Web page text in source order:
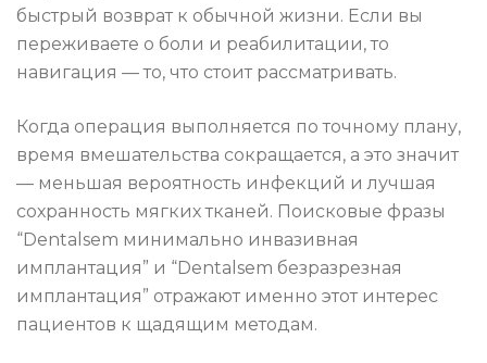
быстрый возврат к обычной жизни. Если вы
переживаете о боли и реабилитации, то
навигация — то, что стоит рассматривать.
Когда операция выполняется по точному плану,
время вмешательства сокращается, а это значит
— меньшая вероятность инфекций и лучшая
сохранность мягких тканей. Поисковые фразы
“Dentalsem минимально инвазивная
имплантация” и “Dentalsem безразрезная
имплантация” отражают именно этот интерес
пациентов к щадящим методам.